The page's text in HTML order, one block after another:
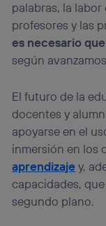
palabras, la
profesores y las
es necesario
según
El futuro de la
docentes y
apoyarse en el
inmersión en los
aprendizajey,
capacidades,
segundo plano.